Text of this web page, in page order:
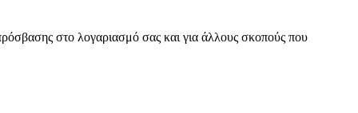
στο λογαριασμό σας και για άλλους σκοπούς που